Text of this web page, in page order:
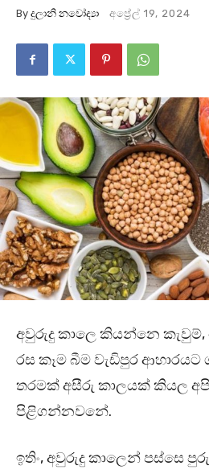
By දුලානි නවෝද්‍යා අප්‍රේල් 19, 2024
අවුරුදු කාලෙ කියන්නෙ
රස කෑම බීම වැඩිපුර
තරමක් අසීරු කාලයක් කියල
පිළිගන්නවනේ.
ඉතිං, අවුරුදු කාලෙන් පස්සෙ